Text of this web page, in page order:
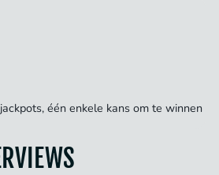
één enkele kans om te winnen